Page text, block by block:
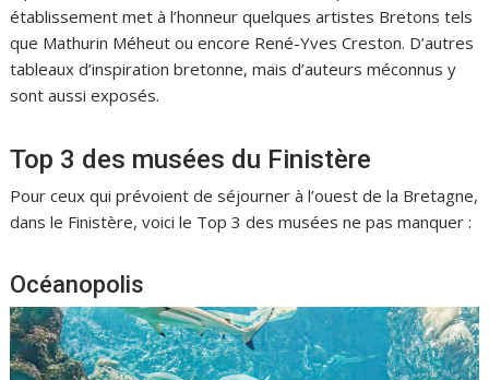
établissement met à l’honneur quelques artistes Bretons tels
que Mathurin Méheut ou encore René-Yves Creston. D’autres
tableaux d’inspiration bretonne, mais d’auteurs méconnus y
sont aussi exposés.
Top 3 des musées du Finistère
Pour ceux qui prévoient de séjourner à l’ouest de la Bretagne,
dans le Finistère, voici le Top 3 des musées ne pas manquer :
Océanopolis